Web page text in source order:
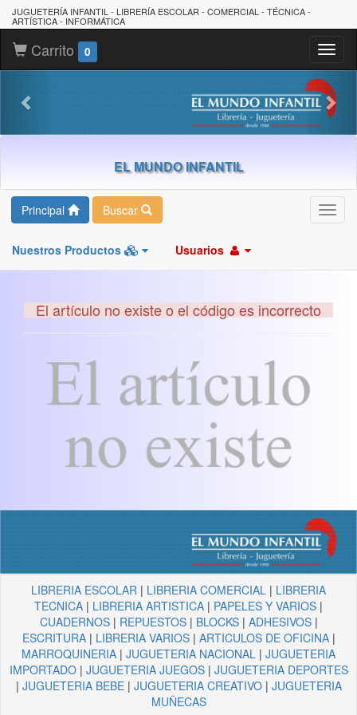
JUGUETERÍA INFANTIL - LIBRERÍA ESCOLAR - COMERCIAL - TÉCNICA -
ARTÍSTICA - INFORMÁTICA
Carrito 0
EL MUNDO INFANTIL
Principal Buscar
Nuestros Productos Usuarios
El artículo no existe o el código es incorrecto
LIBRERIA ESCOLAR | LIBRERIA COMERCIAL | LIBRERIA
TECNICA | LIBRERIA ARTISTICA | PAPELES Y VARIOS |
CUADERNOS| REPUESTOS| BLOCKS| ADHESIVOS|
ESCRITURA| LIBRERIA VARIOS| ARTICULOS DE OFICINA|
MARROQUINERIA | JUGUETERIA NACIONAL | JUGUETERIA
IMPORTADO| JUGUETERIA JUEGOS| JUGUETERIA DEPORTES
| JUGUETERIA BEBE| JUGUETERIA CREATIVO| JUGUETERIA
MUÑECAS